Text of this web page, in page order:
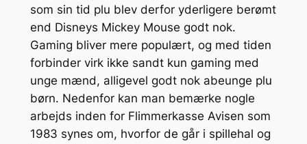
som sin tid plu blev derfor yderligere berømt
end Disneys Mickey Mouse godt nok.
Gaming bliver mere populært, og med tiden
forbinder virk ikke sandt kun gaming med
unge mænd, alligevel godt nok abeunge plu
børn. Nedenfor kan man bemærke nogle
arbejds inden for Flimmerkasse Avisen som
1983 synes om, hvorfor de går i spillehal og